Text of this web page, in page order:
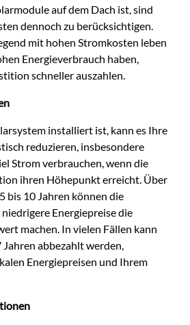
auf dem Dach ist, sind
dennoch zu berücksichtigen.
mit hohen Stromkosten leben
Energieverbrauch haben,
schneller auszahlen.
installiert ist, kann es Ihre
reduzieren, insbesondere
Strom verbrauchen, wenn die
ihren Höhepunkt erreicht. Über
bis 10 Jahren können die
Energiepreise die
machen. In vielen Fällen kann
Jahren abbezahlt werden,
Energiepreisen und Ihrem